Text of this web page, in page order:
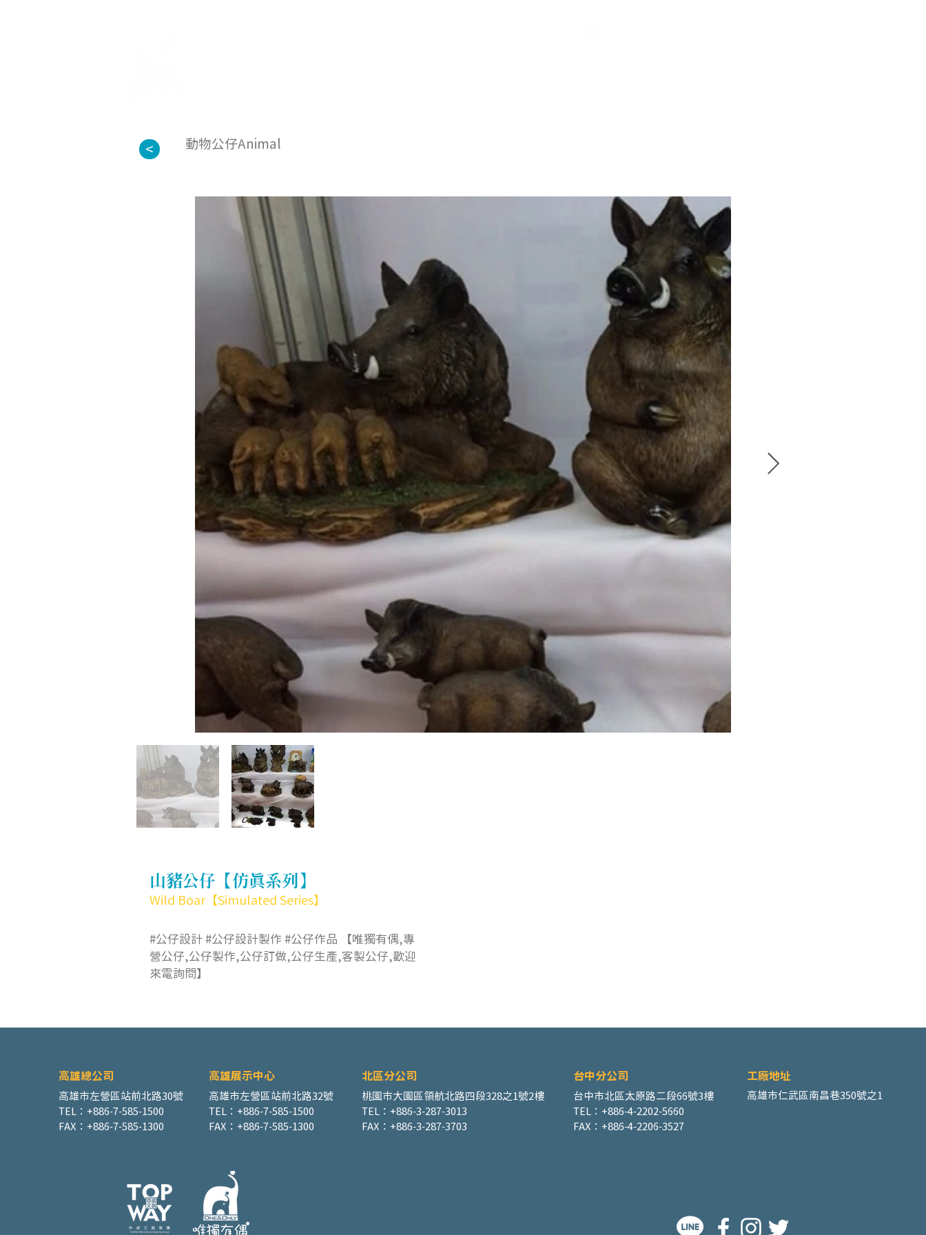
< 動物公仔Animal
山豬公仔【仿真系列】
Wild Boar【Simulated Series】
#公仔設計 #公仔設計製作 #公仔作品 【唯獨有偶,專
營公仔,公仔製作,公仔訂做,公仔生產,客製公仔,歡迎
來電詢問】
高雄總公司 高雄展示中心
高雄市左營區站前北路30號
TEL：+886-7-585-1500
FAX：+886-7-585-1300
高雄市左營區站前北路32號
TEL：+886-7-585-1500
FAX：+886-7-585-1300
台中分公司 工廠地址
台中市北區太原路二段66號3樓
TEL：+886-4-2202-5660
FAX：+886-4-2206-3527
高雄市仁武區南昌巷350號之1
​北區分公司
桃園市大園區領航北路四段328之1號2樓
TEL：+886-3-287-3013
FAX：+886-3-287-3703